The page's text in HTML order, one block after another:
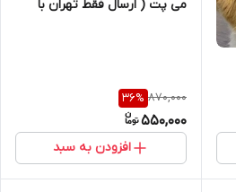
می پت ( ارسال فقط تهران با
870,000
36%
550,000
افزودن به سبد